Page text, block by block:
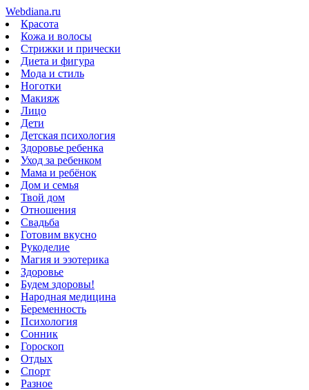
Webdiana.ru
Красота
Кожа и волосы
Стрижки и прически
Диета и фигура
Мода и стиль
Ноготки
Макияж
Лицо
Дети
Детская психология
Здоровье ребенка
Уход за ребенком
Мама и ребёнок
Дом и семья
Твой дом
Отношения
Свадьба
Готовим вкусно
Рукоделие
Магия и эзотерика
Здоровье
Будем здоровы!
Народная медицина
Беременность
Психология
Сонник
Гороскоп
Отдых
Спорт
Разное